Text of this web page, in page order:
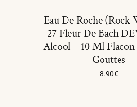
Eau De Roche (Rock
27 Fleur De Bach
Alcool – 10 Ml
Gouttes
8.90€